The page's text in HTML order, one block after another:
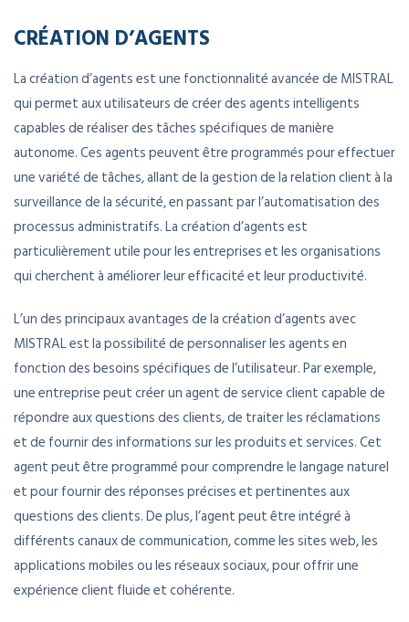
CRÉATION D’AGENTS
La création d’agents est une fonctionnalité avancée de MISTRAL
qui permet aux utilisateurs de créer des agents intelligents
capables de réaliser des tâches spécifiques de manière
autonome. Ces agents peuvent être programmés pour effectuer
une variété de tâches, allant de la gestion de la relation client à la
surveillance de la sécurité, en passant par l’automatisation des
processus administratifs. La création d’agents est
particulièrement utile pour les entreprises et les organisations
qui cherchent à améliorer leur efficacité et leur productivité.
L’un des principaux avantages de la création d’agents avec
MISTRAL est la possibilité de personnaliser les agents en
fonction des besoins spécifiques de l’utilisateur. Par exemple,
une entreprise peut créer un agent de service client capable de
répondre aux questions des clients, de traiter les réclamations
et de fournir des informations sur les produits et services. Cet
agent peut être programmé pour comprendre le langage naturel
et pour fournir des réponses précises et pertinentes aux
questions des clients. De plus, l’agent peut être intégré à
différents canaux de communication, comme les sites web, les
applications mobiles ou les réseaux sociaux, pour offrir une
expérience client fluide et cohérente.